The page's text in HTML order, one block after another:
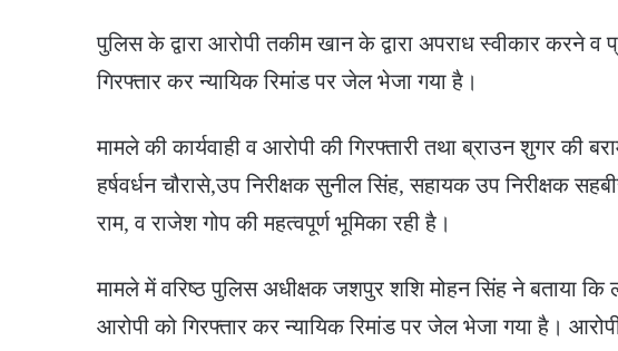
पुलिस के द्वारा आरोपी तकीम खान के द्वारा अपराध स्वीकार करने
गिरफ्तार कर न्यायिक रिमांड पर जेल भेजा गया है।
मामले की कार्यवाही व आरोपी की गिरफ्तारी तथा ब्राउन शुगर की
हर्षवर्धन चौरासे,उप निरीक्षक सुनील सिंह, सहायक उप निरीक्षक
राम, व राजेश गोप की महत्वपूर्ण भूमिका रही है।
मामले में वरिष्ठ पुलिस अधीक्षक जशपुर शशि मोहन सिंह ने बताया
आरोपी को गिरफ्तार कर न्यायिक रिमांड पर जेल भेजा गया है।